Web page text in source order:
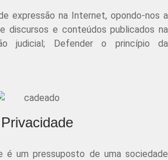
expressão na Internet, opondo-nos a
discursos e conteúdos publicados na
judicial; Defender o princípio da
Privacidade
é um pressuposto de uma sociedade